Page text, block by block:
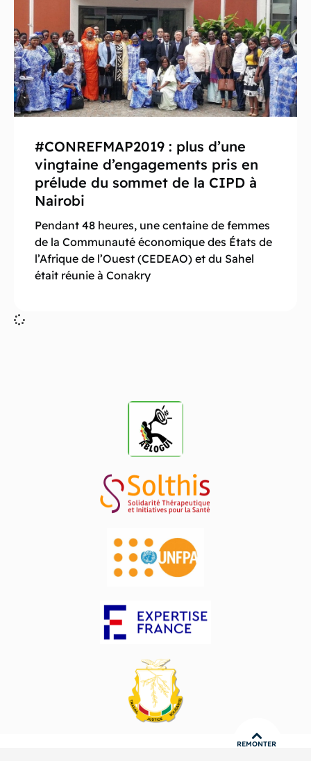
#CONREFMAP2019 : plus d’une
vingtaine d’engagements pris en
prélude du sommet de la CIPD à
Nairobi
Pendant 48 heures, une centaine de femmes
de la Communauté économique des États de
l’Afrique de l’Ouest (CEDEAO) et du Sahel
était réunie à Conakry
REMONTER